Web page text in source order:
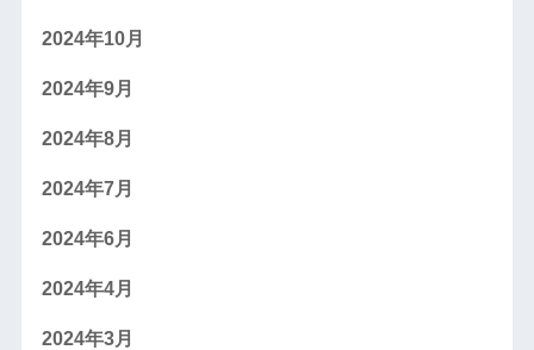
2024年10月
2024年9月
2024年8月
2024年7月
2024年6月
2024年4月
2024年3月